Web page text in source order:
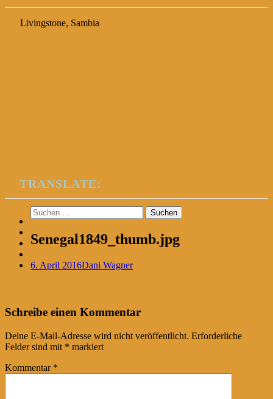
Livingstone, Sambia
TRANSLATE:
Suchen
nach:
Senegal1849_thumb.jpg
6. April 2016Dani Wagner
Post
navigation
←
Schreibe einen Kommentar
Deine E-Mail-Adresse wird nicht veröffentlicht. Erforderliche
Felder sind mit * markiert
Kommentar *